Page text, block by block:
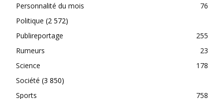
Personnalité du mois
76
Politique (2 572)
Publireportage
255
Rumeurs
23
Science
178
Société (3 850)
Sports
758